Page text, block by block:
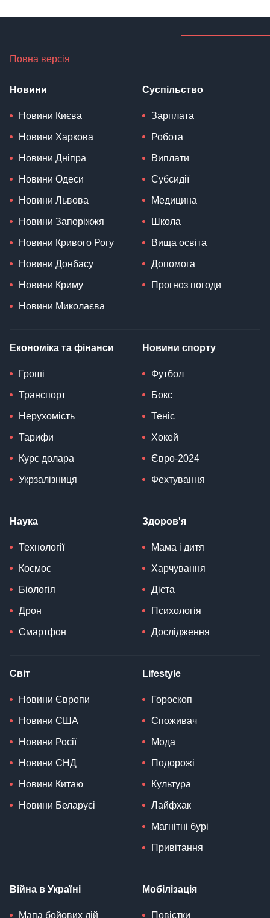
Повна версія
Новини
Новини Києва
Новини Харкова
Новини Дніпра
Новини Одеси
Новини Львова
Новини Запоріжжя
Новини Кривого Рогу
Новини Донбасу
Новини Криму
Новини Миколаєва
Суспільство
Зарплата
Робота
Виплати
Субсидії
Медицина
Школа
Вища освіта
Допомога
Прогноз погоди
Економіка та фінанси
Гроші
Транспорт
Нерухомість
Тарифи
Курс долара
Укрзалізниця
Новини спорту
Футбол
Бокс
Теніс
Хокей
Євро-2024
Фехтування
Наука
Технології
Космос
Біологія
Дрон
Смартфон
Здоров'я
Мама і дитя
Харчування
Дієта
Психологія
Дослідження
Світ
Новини Європи
Новини США
Новини Росії
Новини СНД
Новини Китаю
Новини Беларусі
Lifestyle
Гороскоп
Споживач
Мода
Подорожі
Культура
Лайфхак
Магнітні бурі
Привітання
Війна в Україні
Мапа бойових дій
Мобілізація
Повістки